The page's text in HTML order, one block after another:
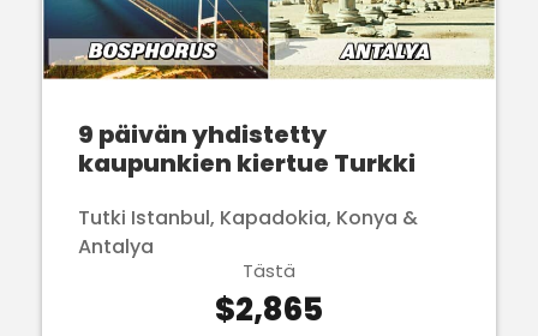
9 päivän yhdistetty
kaupunkien kiertue Turkki
Tutki Istanbul, Kapadokia, Konya &
Antalya
Tästä
$2,865